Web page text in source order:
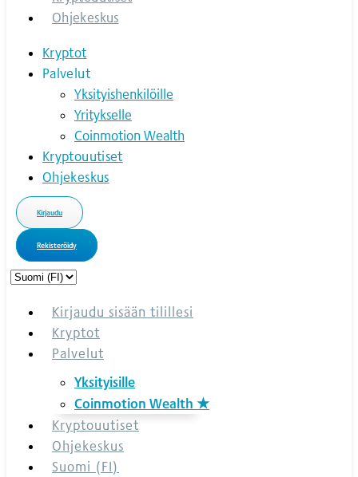
Ohjekeskus
Kryptot
Palvelut
Yksityishenkilöille
Yritykselle
Coinmotion Wealth
Kryptouutiset
Ohjekeskus
Kirjaudu
Rekisteröidy
Choose
languageKirjaudu sisään tilillesi
Kryptot
Palvelut
Yksityisille
Coinmotion Wealth ★
Kryptouutiset
Ohjekeskus
Suomi (FI)